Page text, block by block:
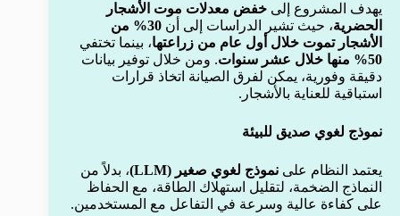
يهدف المشروع إلى خفض معدلات موت الأشجار
الحضرية، حيث تشير الدراسات إلى أن
30% من
الأشجار تموت خلال أول عام من زراعتها، بينما تختفي
50% منها خلال عشر سنوات
. ومن خلال توفير بيانات
دقيقة وفورية، يمكن لفرق الصيانة اتخاذ قرارات
استباقية للعناية بالأشجار.
نموذج لغوي صديق للبيئة
يعتمد النظام على نموذج لغوي صغير (LLM)
، بدلاً من
النماذج الضخمة، لتقليل استهلاك الطاقة، مع الحفاظ
على كفاءة عالية وسرعة في التفاعل مع المستخدمين.